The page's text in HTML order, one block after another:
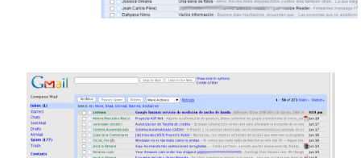
Descuentos